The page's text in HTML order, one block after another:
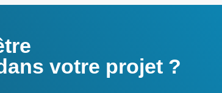
votre projet ?